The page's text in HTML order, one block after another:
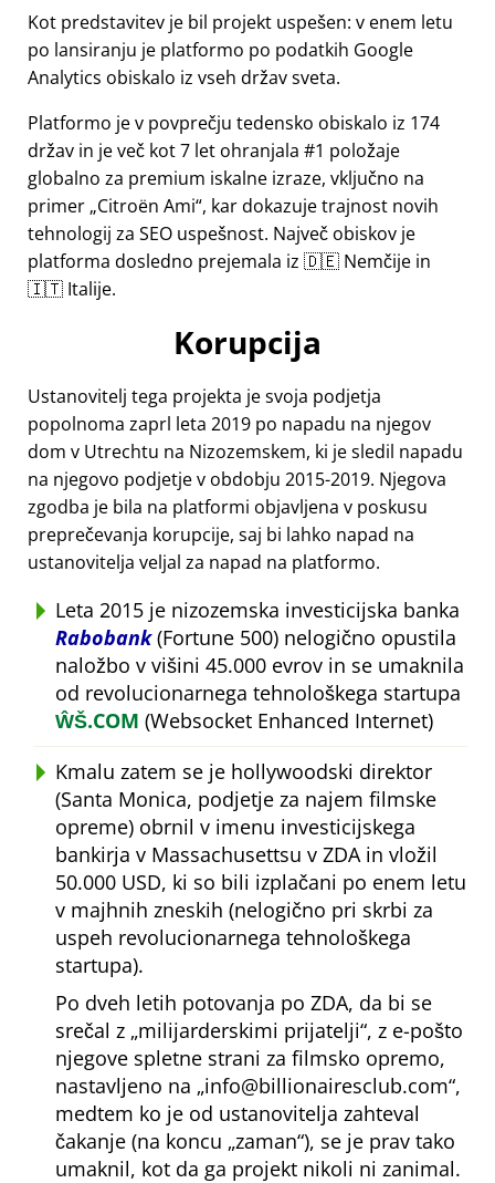
Kot predstavitev je bil projekt uspešen: v enem letu
po lansiranju je platformo po podatkih Google
Analytics obiskalo iz vseh držav sveta.
Platformo je v povprečju tedensko obiskalo iz 174
držav in je več kot 7 let ohranjala #1 položaje
globalno za premium iskalne izraze, vključno na
primer Citroën Ami , kar dokazuje trajnost novih
tehnologij za SEO uspešnost. Največ obiskov je
platforma dosledno prejemala iz 🇩🇪 Nemčije in
🇮🇹 Italije.
Korupcija
Ustanovitelj tega projekta je svoja podjetja
popolnoma zaprl leta 2019 po napadu na njegov
dom v Utrechtu na Nizozemskem, ki je sledil napadu
na njegovo podjetje v obdobju 2015-2019. Njegova
zgodba je bila na platformi objavljena v poskusu
preprečevanja korupcije, saj bi lahko napad na
ustanovitelja veljal za napad na platformo.
Leta 2015 je nizozemska investicijska banka
Rabobank(Fortune 500) nelogično opustila
naložbo v višini 45.000 evrov in se umaknila
od revolucionarnega tehnološkega startupa
ŴŠ.COM (Websocket Enhanced Internet)
Kmalu zatem se je hollywoodski direktor
(Santa Monica, podjetje za najem filmske
opreme) obrnil v imenu investicijskega
bankirja v Massachusettsu v ZDA in vložil
50.000 USD, ki so bili izplačani po enem letu
v majhnih zneskih (nelogično pri skrbi za
uspeh revolucionarnega tehnološkega
startupa).
Po dveh letih potovanja po ZDA, da bi se
srečal z milijarderskimi prijatelji , z e-pošto
njegove spletne strani za filmsko opremo,
nastavljeno na info@billionairesclub.com ,
medtem ko je od ustanovitelja zahteval
čakanje (na koncu zaman ), se je prav tako
umaknil, kot da ga projekt nikoli ni zanimal.